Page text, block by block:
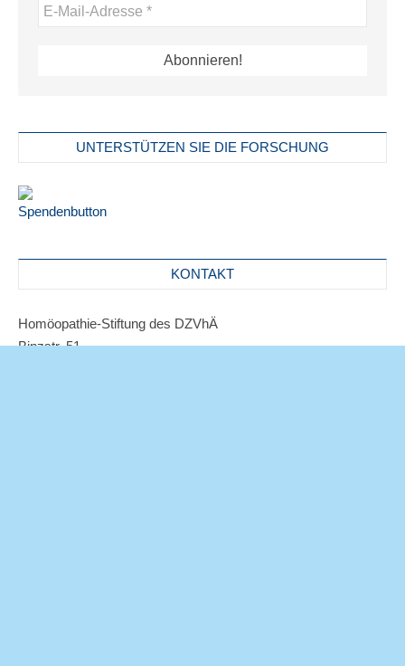
UNTERSTÜTZEN SIE DIE FORSCHUNG
KONTAKT
Homöopathie-Stiftung des DZVhÄ
Binzstr. 51